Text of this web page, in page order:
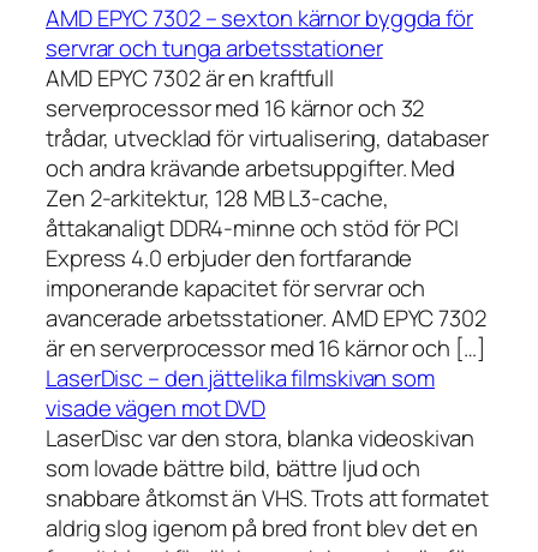
AMD EPYC 7302 – sexton kärnor byggda för
servrar och tunga arbetsstationer
AMD EPYC 7302 är en kraftfull
serverprocessor med 16 kärnor och 32
trådar, utvecklad för virtualisering, databaser
och andra krävande arbetsuppgifter. Med
Zen 2-arkitektur, 128 MB L3-cache,
åttakanaligt DDR4-minne och stöd för PCI
Express 4.0 erbjuder den fortfarande
imponerande kapacitet för servrar och
avancerade arbetsstationer. AMD EPYC 7302
är en serverprocessor med 16 kärnor och […]
LaserDisc – den jättelika filmskivan som
visade vägen mot DVD
LaserDisc var den stora, blanka videoskivan
som lovade bättre bild, bättre ljud och
snabbare åtkomst än VHS. Trots att formatet
aldrig slog igenom på bred front blev det en